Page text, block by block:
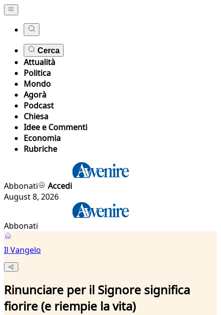
Cerca
Attualità
Politica
Mondo
Agorà
Podcast
Chiesa
Idee e Commenti
Economia
Rubriche
Abbonati
Accedi
August 8, 2026
Abbonati
Il Vangelo
Rinunciare per il Signore significa
fiorire (e riempie la vita)